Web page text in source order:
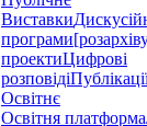
Виставки
програми
проектиЦифрові
розповіді
Освітнє
Освітня платформа